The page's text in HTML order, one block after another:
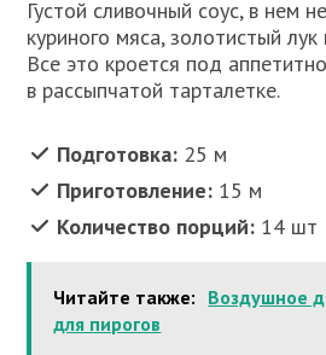
Густой сливочный соус, в нем
куриного мяса, золотистый
Все это кроется под
в рассыпчатой тарталетке.
Подготовка: 25 м
Приготовление: 15 м
Количество порций: 14 шт
Читайте также: Воздушное
для пирогов